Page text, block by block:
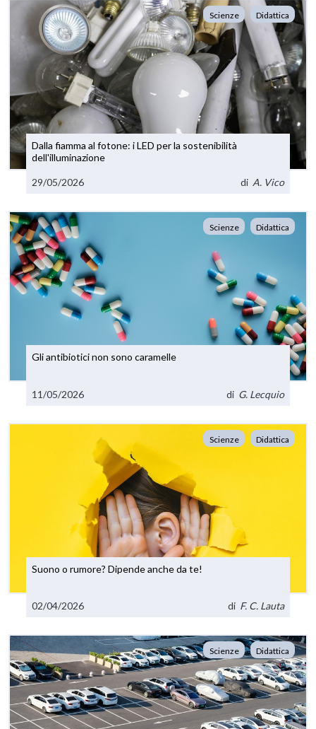
Scienze Didattica
Dalla fiamma al fotone: i LED per la sostenibilità
dell'illuminazione
29/05/2026 di A. Vico
Scienze Didattica
Gli antibiotici non sono caramelle
11/05/2026 di G. Lecquio
Scienze Didattica
Suono o rumore? Dipende anche da te!
02/04/2026 di F. C. Lauta
Scienze Didattica